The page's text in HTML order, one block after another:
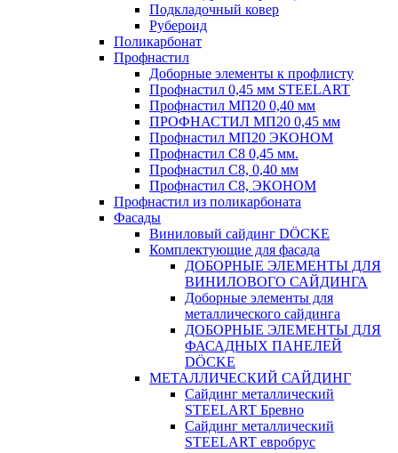
Подкладочный ковер
Рубероид
Поликарбонат
Профнастил
Доборные элементы к профлисту
Профнастил 0,45 мм STEELART
Профнастил МП20 0,40 мм
ПРОФНАСТИЛ МП20 0,45 мм
Профнастил МП20 ЭКОНОМ
Профнастил С8 0,45 мм.
Профнастил С8, 0,40 мм
Профнастил С8, ЭКОНОМ
Профнастил из поликарбоната
Фасады
Виниловый сайдинг DÖCKE
Комплектующие для фасада
ДОБОРНЫЕ ЭЛЕМЕНТЫ ДЛЯ
ВИНИЛОВОГО САЙДИНГА
Доборные элементы для
металлического сайдинга
ДОБОРНЫЕ ЭЛЕМЕНТЫ ДЛЯ
ФАСАДНЫХ ПАНЕЛЕЙ
DÖCKE
МЕТАЛЛИЧЕСКИЙ САЙДИНГ
Сайдинг металлический
STEELART Бревно
Сайдинг металлический
STEELART евробрус